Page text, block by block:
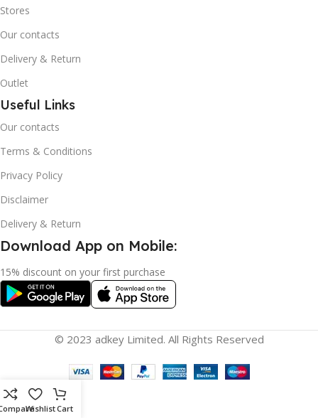
Stores
Our contacts
Delivery & Return
Outlet
Useful Links
Our contacts
Terms & Conditions
Privacy Policy
Disclaimer
Delivery & Return
Download App on Mobile:
15% discount on your first purchase
© 2023 adkey Limited. All Rights Reserved
WishlistCart